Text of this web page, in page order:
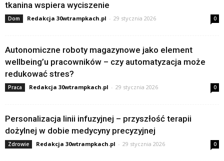
tkanina wspiera wyciszenie
Dom Redakcja 30wtrampkach.pl - 29 stycznia 2026 0
Autonomiczne roboty magazynowe jako element
wellbeing’u pracowników – czy automatyzacja może
redukować stres?
Praca Redakcja 30wtrampkach.pl - 29 stycznia 2026 0
Personalizacja linii infuzyjnej – przyszłość terapii
dożylnej w dobie medycyny precyzyjnej
Zdrowie Redakcja 30wtrampkach.pl - 29 stycznia 2026 0